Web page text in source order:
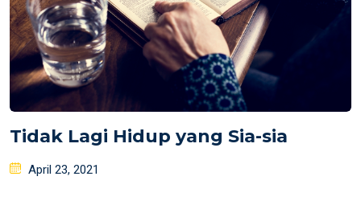
Tidak Lagi Hidup yang Sia-sia
Posted
April 23, 2021